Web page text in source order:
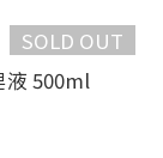
SOLD OUT
液 500ml